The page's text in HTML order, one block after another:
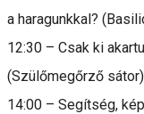
a haragunkkal?
12:30 – Csak ki
(Szülőmegőrző sátor)
14:00 – Segítség,